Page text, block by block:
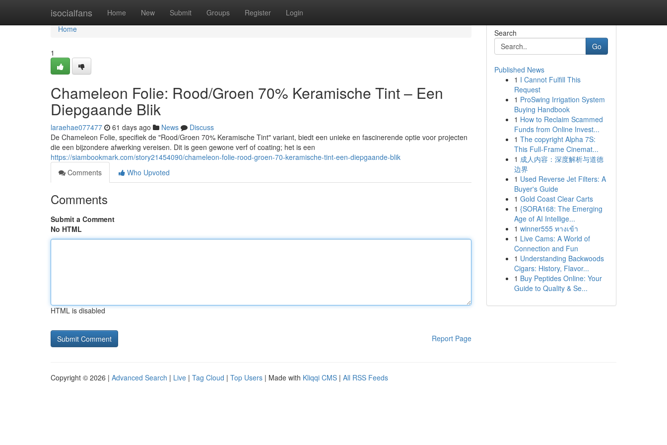
isocialfans Home New Submit Groups Register Login
Home
Home
1
Chameleon Folie: Rood/Groen 70% Keramische Tint – Een
Diepgaande Blik
laraehae077477 61 days ago News
Discuss
De Chameleon Folie, specifiek de "Rood/Groen 70% Keramische Tint" variant, biedt een unieke en fascinerende optie voor projecten
die een bijzondere afwerking vereisen. Dit is geen gewone verf of coating; het is een
https://siambookmark.com/story21454090/chameleon-folie-rood-groen-70-keramische-tint-een-diepgaande-blik
Comments
Who Upvoted
Comments
Submit a Comment
No HTML
HTML is disabled
Report Page
Search
Go
Published News
1 I Cannot Fulfill This
Request
1 ProSwing Irrigation System
Buying Handbook
1 How to Reclaim Scammed
Funds from Online Invest...
1 The copyright Alpha 7S:
This Full-Frame Cinemat...
1 成人内容：深度解析与道德
边界
1 Used Reverse Jet Filters: A
Buyer's Guide
1 Gold Coast Clear Carts
1 {SORA168: The Emerging
Age of AI Intellige...
1 winner555 ทางเข้า
1 Live Cams: A World of
Connection and Fun
1 Understanding Backwoods
Cigars: History, Flavor...
1 Buy Peptides Online: Your
Guide to Quality & Se...
Copyright © 2026 | Advanced Search | Live | Tag Cloud | Top Users | Made with Kliqqi CMS | All RSS Feeds